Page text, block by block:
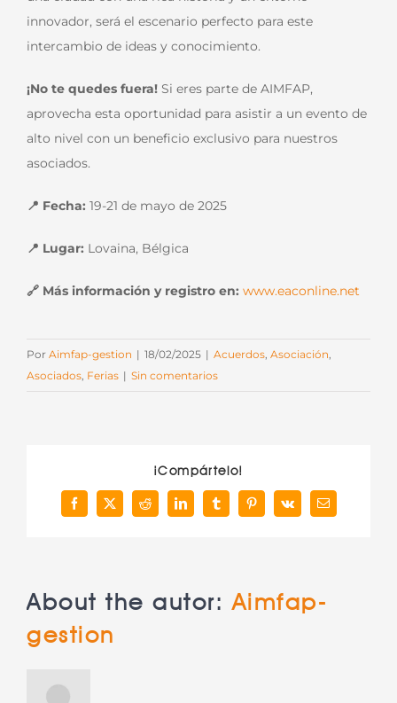
innovador, será el escenario perfecto para este
intercambio de ideas y conocimiento.
¡No te quedes fuera!Si eres parte de AIMFAP,
aprovecha esta oportunidad para asistir a un evento de
alto nivel con un beneficio exclusivo para nuestros
asociados.
📍 Fecha: 19-21 de mayo de 2025
📍 Lugar: Lovaina, Bélgica
🔗 Más información y registro en: www.eaconline.net
Por Aimfap-gestion | 18/02/2025 | Acuerdos, Asociación,
Asociados, Ferias | Sin comentarios
¡Compártelo!
Facebook
X Reddit LinkedInTumblrPinterest
Vk
Correo
electrónico
About the autor:Aimfap-
gestion